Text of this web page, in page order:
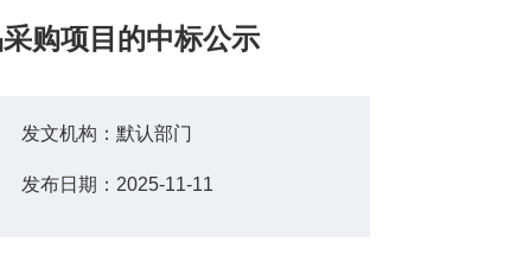
购项目的中标公示
发文机构： 默认部门
发布日期： 2025-11-11